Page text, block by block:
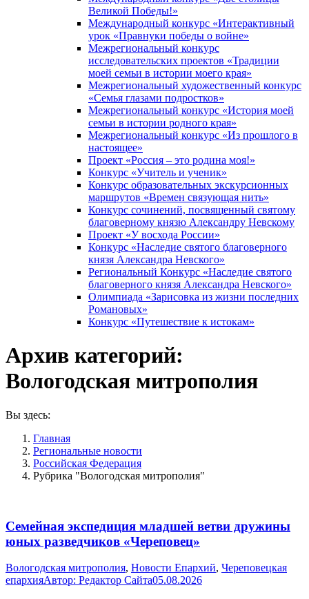
Великой Победы!»
Международный конкурс «Интерактивный
урок «Правнуки победы о войне»
Межрегиональный конкурс
исследовательских проектов «Традиции
моей семьи в истории моего края»
Межрегиональный художественный конкурс
«Семья глазами подростков»
Межрегиональный конкурс «История моей
семьи в истории родного края»
Межрегиональный конкурс «Из прошлого в
настоящее»
Проект «Россия – это родина моя!»
Конкурс «Учитель и ученик»
Конкурс образовательных экскурсионных
маршрутов «Времен связующая нить»
Конкурс сочинений, посвященный святому
благоверному князю Александру Невскому
Проект «У восхода России»
Конкурс «Наследие святого благоверного
князя Александра Невского»
Региональный Конкурс «Наследие святого
благоверного князя Александра Невского»
Олимпиада «Зарисовка из жизни последних
Романовых»
Конкурс «Путешествие к истокам»
Архив категорий:
Вологодская митрополия
Вы здесь:
Главная
Pегиональные новости
Российская Федерация
Рубрика "Вологодская митрополия"
Семейная экспедиция младшей ветви дружины
юных разведчиков «Череповец»
Вологодская митрополия, Новости Епархий, Череповецкая
епархияАвтор: Редактор Сайта05.08.2026